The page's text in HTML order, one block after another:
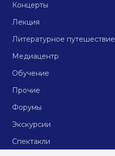
Концерты
Лекция
Литературное путешествие
Медиацентр
Обучение
Прочие
Форумы
Экскурсии
Спектакли